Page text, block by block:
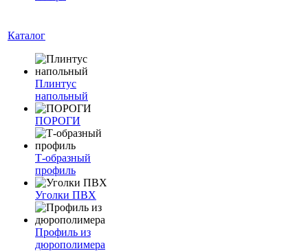
Каталог
Плинтус
напольный
ПОРОГИ
Т-образный
профиль
Уголки ПВХ
Профиль из
дюрополимера